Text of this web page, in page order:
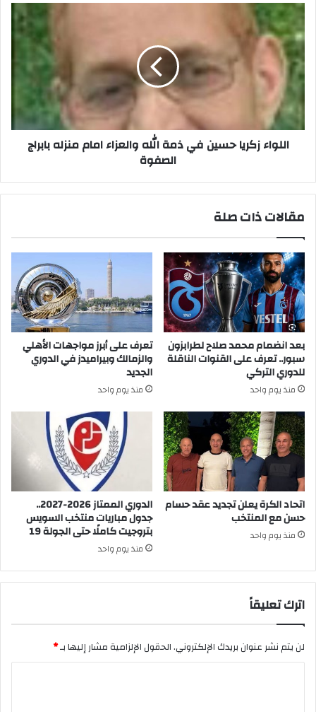
اللواء
زكريا
حسين
في
ذمة
الله
والعزاء
امام
منزله
بابراجاللواء زكريا حسين في ذمة الله والعزاء امام منزله بابراج
الصفوة
مقالات ذات صلة
بعد انضمام محمد صلاح لطرابزون
سبور.. تعرف على القنوات الناقلة
للدوري التركي
منذ يوم واحد
تعرف على أبرز مواجهات الأهلي
والزمالك وبيراميدز في الدوري
الجديد
منذ يوم واحد
اتحاد الكرة يعلن تجديد عقد حسام
حسن مع المنتخب
منذ يوم واحد
الدوري الممتاز 2026-2027..
جدول مباريات منتخب السويس
بتروجيت كاملًا حتى الجولة 19
منذ يوم واحد
اترك تعليقاً
لن يتم نشر عنوان بريدك الإلكتروني.الحقول الإلزامية مشار إليها بـ*